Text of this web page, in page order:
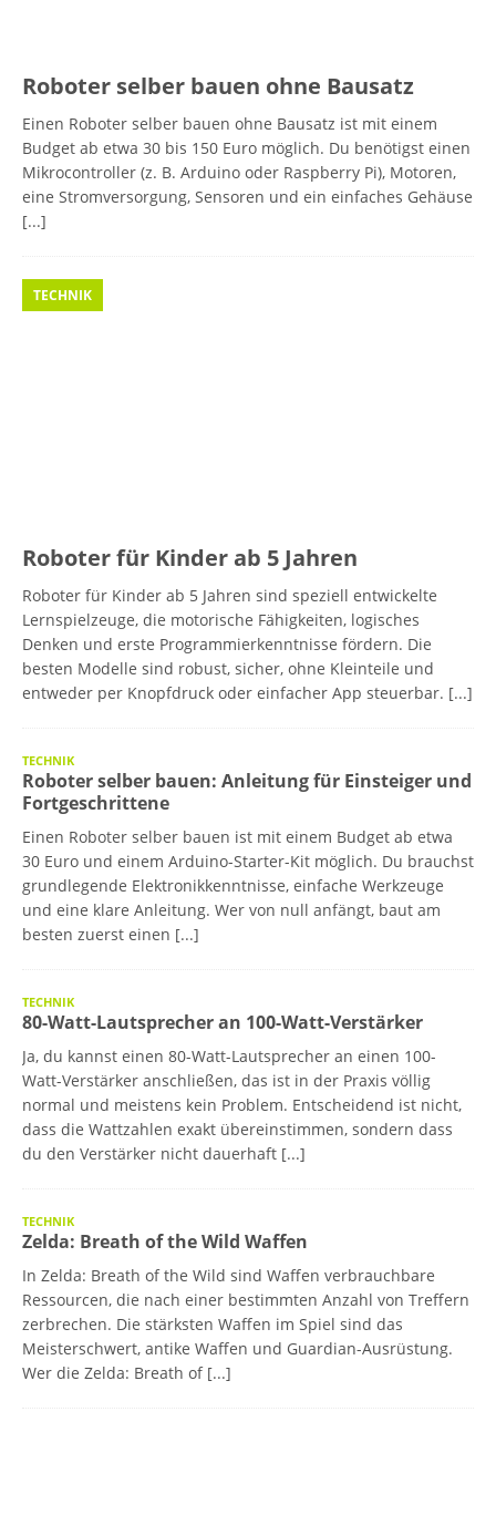
Roboter selber bauen ohne Bausatz
Einen Roboter selber bauen ohne Bausatz ist mit einem
Budget ab etwa 30 bis 150 Euro möglich. Du benötigst einen
Mikrocontroller (z. B. Arduino oder Raspberry Pi), Motoren,
eine Stromversorgung, Sensoren und ein einfaches Gehäuse
[...]
Roboter für Kinder ab 5 Jahren
TECHNIK
Roboter für Kinder ab 5 Jahren sind speziell entwickelte
Lernspielzeuge, die motorische Fähigkeiten, logisches
Denken und erste Programmierkenntnisse fördern. Die
besten Modelle sind robust, sicher, ohne Kleinteile und
entweder per Knopfdruck oder einfacher App steuerbar. [...]
TECHNIK
Roboter selber bauen: Anleitung für Einsteiger und
Fortgeschrittene
Einen Roboter selber bauen ist mit einem Budget ab etwa
30 Euro und einem Arduino-Starter-Kit möglich. Du brauchst
grundlegende Elektronikkenntnisse, einfache Werkzeuge
und eine klare Anleitung. Wer von null anfängt, baut am
besten zuerst einen [...]
TECHNIK
80-Watt-Lautsprecher an 100-Watt-Verstärker
Ja, du kannst einen 80-Watt-Lautsprecher an einen 100-
Watt-Verstärker anschließen, das ist in der Praxis völlig
normal und meistens kein Problem. Entscheidend ist nicht,
dass die Wattzahlen exakt übereinstimmen, sondern dass
du den Verstärker nicht dauerhaft [...]
TECHNIK
Zelda: Breath of the Wild Waffen
In Zelda: Breath of the Wild sind Waffen verbrauchbare
Ressourcen, die nach einer bestimmten Anzahl von Treffern
zerbrechen. Die stärksten Waffen im Spiel sind das
Meisterschwert, antike Waffen und Guardian-Ausrüstung.
Wer die Zelda: Breath of [...]